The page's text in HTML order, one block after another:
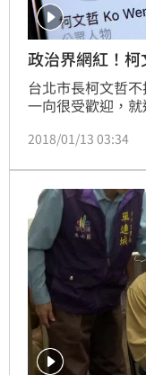
政治界網紅！
台北市長柯文哲
一向很受歡迎，
色，總統蔡英文不
2018/01/13 03:34